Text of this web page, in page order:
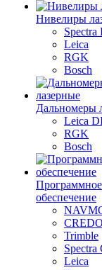
Нивелиры
Spectra
Leica
RGK
Bosch
Дальномеры
Leica
RGK
Bosch
Программное
обеспечение
CREDO
Trimble
Spectra
Leica